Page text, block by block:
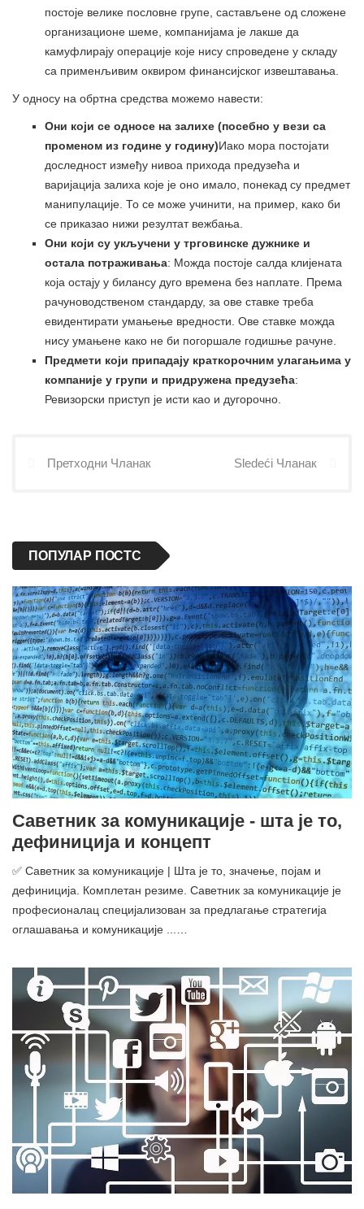
постоје велике пословне групе, састављене од сложене
организационе шеме, компанијама је лакше да
камуфлирају операције које нису спроведене у складу
са применљивим оквиром финансијског извештавања.
У односу на обртна средства можемо навести:
Они који се односе на залихе (посебно у вези са
променом из године у годину)Иако мора постојати
доследност између нивоа прихода предузећа и
варијација залиха које је оно имало, понекад су предмет
манипулације. То се може учинити, на пример, како би
се приказао нижи резултат вежбања.
Они који су укључени у трговинске дужнике и
остала потраживања: Можда постоје салда клијената
која остају у билансу дуго времена без наплате. Према
рачуноводственом стандарду, за ове ставке треба
евидентирати умањење вредности. Ове ставке можда
нису умањене како не би погоршале годишње рачуне.
Предмети који припадају краткорочним улагањима у
компаније у групи и придружена предузећа:
Ревизорски приступ је исти као и дугорочно.
Претходни Чланак Sledeći Чланак
ПОПУЛАР ПОСТС
Саветник за комуникације - шта је то,
дефиниција и концепт
✅ Саветник за комуникације | Шта је то, значење, појам и
дефиниција. Комплетан резиме. Саветник за комуникације је
професионалац специјализован за предлагање стратегија
оглашавања и комуникације ...…